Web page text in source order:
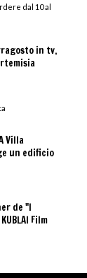
dal 10 al
in tv,
Villa
un edificio
de "I
Film